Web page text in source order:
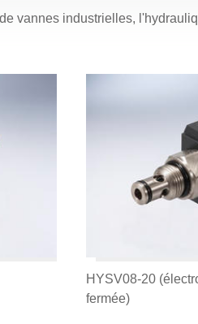
vannes industrielles,
HYSV08-20
fermée)